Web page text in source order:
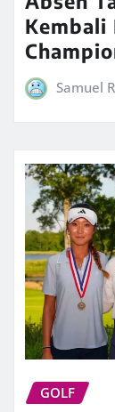
Kembali
Samuel
GOLF